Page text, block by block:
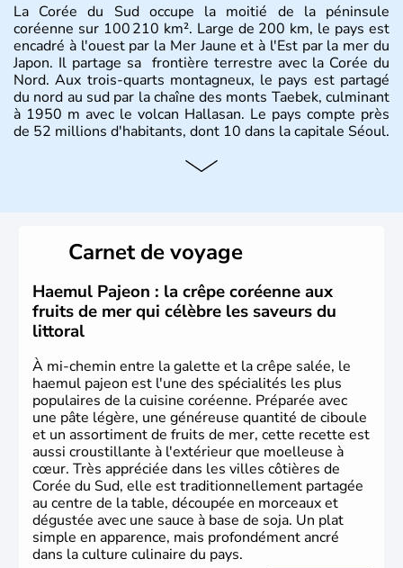
La Corée du Sud occupe la moitié de la péninsule
coréenne sur 100 210 km². Large de 200 km, le pays est
encadré à l'ouest par la Mer Jaune et à l'Est par la mer du
Japon. Il partage sa frontière terrestre avec la Corée du
Nord. Aux trois-quarts montagneux, le pays est partagé
du nord au sud par la chaîne des monts Taebek, culminant
à 1950 m avec le volcan Hallasan. Le pays compte près
de 52 millions d'habitants, dont 10 dans la capitale Séoul.
Histoire et administration
christianisme et le bouddhisme en sont les deux
principales religions. Ce pays partage sa culture avec la
Corée du Nord. Les Jeux Olympiques s’y sont déroulés en
1988, de même que la Coupe du Monde de football en
2002, en collaboration avec le Japon.
Carnet de voyage
Haemul Pajeon : la crêpe coréenne aux
fruits de mer qui célèbre les saveurs du
littoral
À mi-chemin entre la galette et la crêpe salée, le
haemul pajeon est l'une des spécialités les plus
populaires de la cuisine coréenne. Préparée avec
une pâte légère, une généreuse quantité de ciboule
et un assortiment de fruits de mer, cette recette est
aussi croustillante à l'extérieur que moelleuse à
cœur. Très appréciée dans les villes côtières de
Corée du Sud, elle est traditionnellement partagée
au centre de la table, découpée en morceaux et
dégustée avec une sauce à base de soja. Un plat
simple en apparence, mais profondément ancré
dans la culture culinaire du pays.